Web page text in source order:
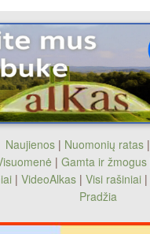
Naujienos| Nuomonių ratas|
| Gamta ir žmogus
| VideoAlkas | Visi rašiniai |
Pradžia